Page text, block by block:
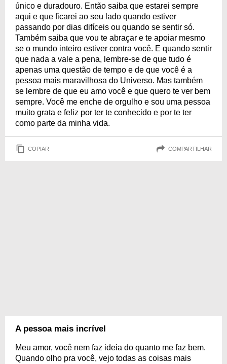
único e duradouro. Então saiba que estarei sempre
aqui e que ficarei ao seu lado quando estiver
passando por dias difíceis ou quando se sentir só.
Também saiba que vou te abraçar e te apoiar mesmo
se o mundo inteiro estiver contra você. E quando sentir
que nada a vale a pena, lembre-se de que tudo é
apenas uma questão de tempo e de que você é a
pessoa mais maravilhosa do Universo. Mas também
se lembre de que eu amo você e que quero te ver bem
sempre. Você me enche de orgulho e sou uma pessoa
muito grata e feliz por ter te conhecido e por te ter
como parte da minha vida.
COPIAR COMPARTILHAR
A pessoa mais incrível
Meu amor, você nem faz ideia do quanto me faz bem.
Quando olho pra você, vejo todas as coisas mais